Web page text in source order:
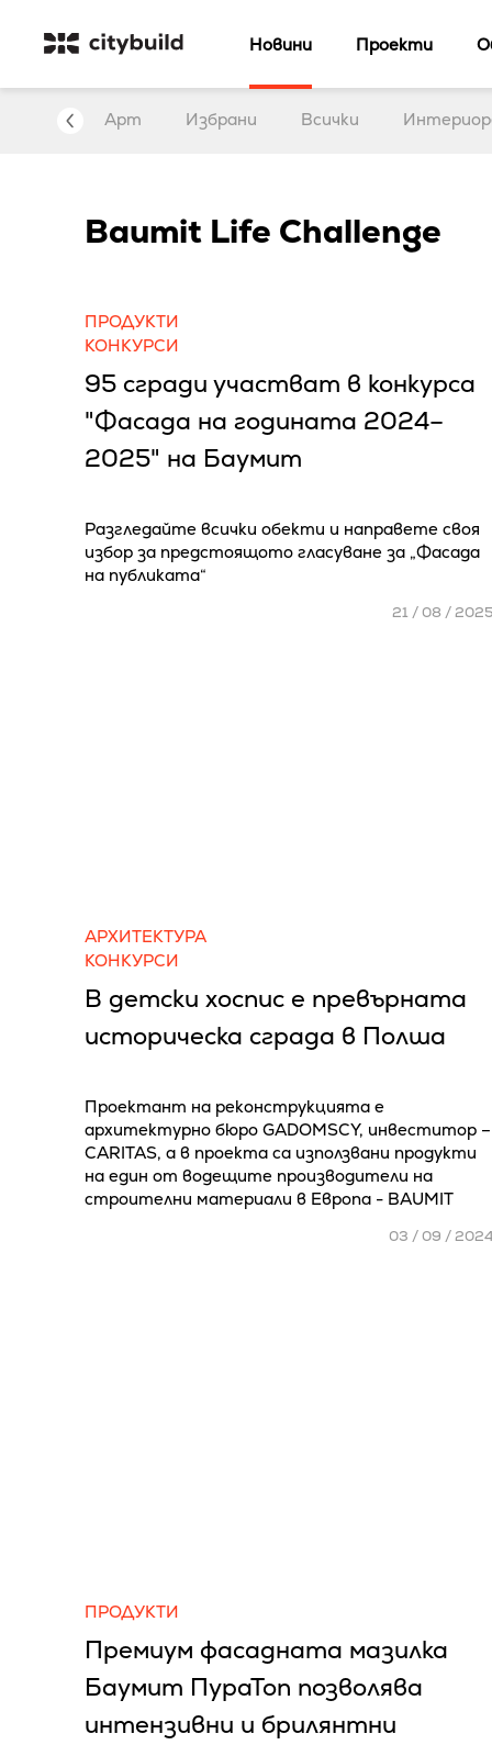
Новини Проекти
Арт Избрани Всички
Baumit Life Challenge
ПРОДУКТИ
КОНКУРСИ
95 сгради участват в конкурса
"Фасада на годината 2024–
2025" на Баумит
Разгледайте всички обекти и направете своя
избор за предстоящото гласуване за „Фасада
на публиката“
21 / 08 /
АРХИТЕКТУРА
КОНКУРСИ
В детски хоспис е превърната
историческа сграда в Полша
Проектант на реконструкцията е
архитектурно бюро GADOMSCY, инвеститор –
CARITAS, а в проекта са използвани продукти
на един от водещите производители на
строителни материали в Европа - BAUMIT
03 / 09 /
ПРОДУКТИ
Премиум фасадната мазилка
Баумит ПураТоп позволява
интензивни и брилянтни